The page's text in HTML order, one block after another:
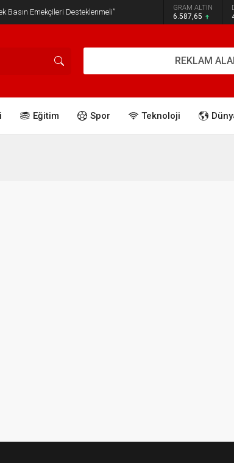
Basın Emekçileri Desteklenmeli” GRAM ALTIN
6.587,65
REKLAM
Eğitim Spor Teknoloji